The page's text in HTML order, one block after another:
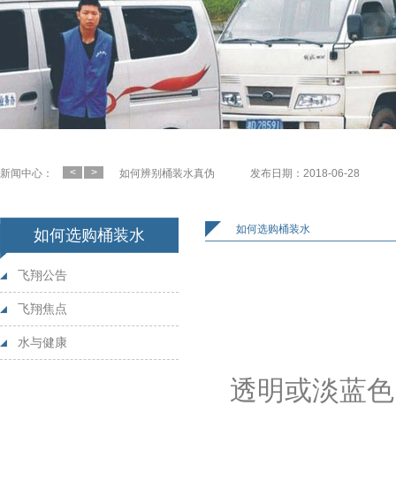
新闻中心： < >
2015年飞翔水质量检测报告 发布日期：2018-06-28
我们有新厂区了 发布日期：2024-03-15
如何辨别桶装水真伪 发布日期：2018-06-28
衡阳市蒸湘区飞翔大桶饮用水厂【2022】1号 发布
发布日期：2018-06-28
如何选购桶装水
飞翔公告
飞翔焦点
水与健康
如何选购桶装水
透明或淡蓝